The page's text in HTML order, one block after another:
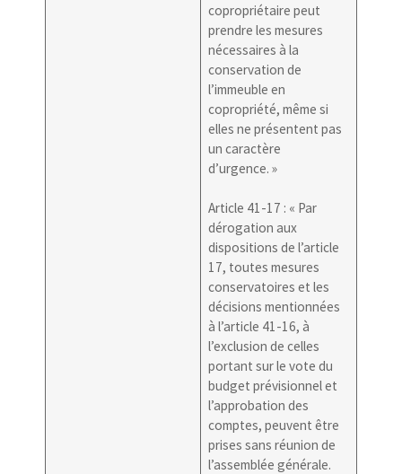
copropriétaire peut
prendre les mesures
nécessaires à la
conservation de
l’immeuble en
copropriété, même si
elles ne présentent pas
un caractère
d’urgence. »
Article 41-17 : « Par
dérogation aux
dispositions de l’article
17, toutes mesures
conservatoires et les
décisions mentionnées
à l’article 41-16, à
l’exclusion de celles
portant sur le vote du
budget prévisionnel et
l’approbation des
comptes, peuvent être
prises sans réunion de
l’assemblée générale.